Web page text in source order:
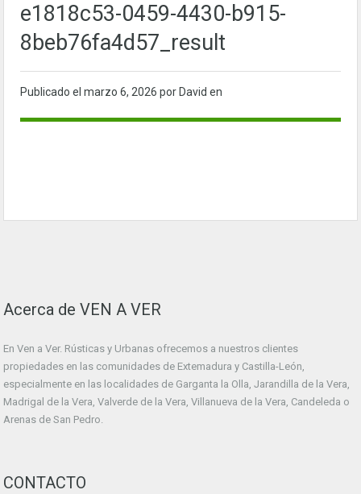
e1818c53-0459-4430-b915-
8beb76fa4d57_result
Publicado el marzo 6, 2026 por David en
Acerca de VEN A VER
En Ven a Ver. Rústicas y Urbanas ofrecemos a nuestros clientes
propiedades en las comunidades de Extemadura y Castilla-León,
especialmente en las localidades de Garganta la Olla, Jarandilla de la Vera,
Madrigal de la Vera, Valverde de la Vera, Villanueva de la Vera, Candeleda o
Arenas de San Pedro.
CONTACTO